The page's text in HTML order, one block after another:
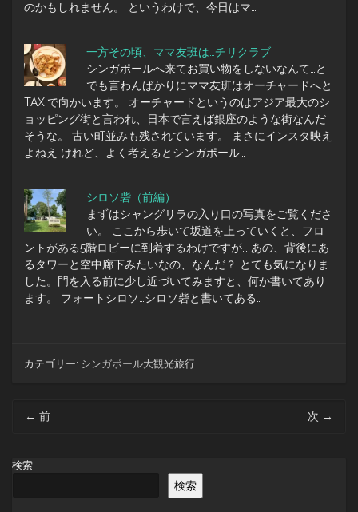
のかもしれません。 というわけで、今日はマ…
一方その頃、ママ友班は…チリクラブ
シンガポールへ来てお買い物をしないなんて…と
でも言わんばかりにママ友班はオーチャードへと
TAXIで向かいます。 オーチャードというのはアジア最大のシ
ョッピング街と言われ、日本で言えば銀座のような街なんだ
そうな。 古い町並みも残されています。 まさにインスタ映え
よねえ けれど、よく考えるとシンガポール…
シロソ砦（前編）
まずはシャングリラの入り口の写真をご覧くださ
い。 ここから歩いて坂道を上っていくと、フロ
ントがある5階ロビーに到着するわけですが… あの、背後にあ
るタワーと空中廊下みたいなの、なんだ？ とても気になりま
した。門を入る前に少し近づいてみますと、何か書いてあり
ます。 フォートシロソ…シロソ砦と書いてある…
カテゴリー: シンガポール大観光旅行
ビ
ゲ
← 前 次 →
検索
検索